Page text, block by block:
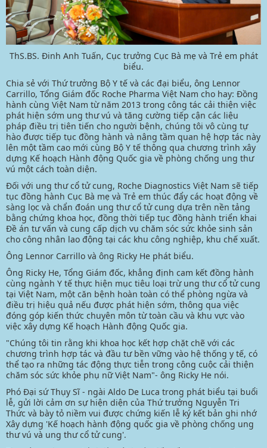
ThS.BS. Đinh Anh Tuấn, Cục trưởng Cục Bà mẹ và Trẻ em phát
biểu.
Chia sẻ với Thứ trưởng Bộ Y tế và các đại biểu, ông Lennor
Carrillo, Tổng Giám đốc Roche Pharma Việt Nam cho hay: Đồng
hành cùng Việt Nam từ năm 2013 trong công tác cải thiện việc
phát hiện sớm ung thư vú và tăng cường tiếp cận các liệu
pháp điều trị tiên tiến cho người bệnh, chúng tôi vô cùng tự
hào được tiếp tục đồng hành và nâng tầm quan hệ hợp tác này
lên một tầm cao mới cùng Bộ Y tế thông qua chương trình xây
dựng Kế hoạch Hành động Quốc gia về phòng chống ung thư
vú một cách toàn diện.
Đối với ung thư cổ tử cung, Roche Diagnostics Việt Nam sẽ tiếp
tục đồng hành Cục Bà mẹ và Trẻ em thúc đẩy các hoạt động về
sàng lọc và chẩn đoán ung thư cổ tử cung dựa trên nền tảng
bằng chứng khoa học, đồng thời tiếp tục đồng hành triển khai
Đề án tư vấn và cung cấp dịch vụ chăm sóc sức khỏe sinh sản
cho công nhân lao động tại các khu công nghiệp, khu chế xuất.
Ông Lennor Carrillo và ông Ricky He phát biểu.
Ông Ricky He, Tổng Giám đốc, khẳng định cam kết đồng hành
cùng ngành Y tế thực hiện mục tiêu loại trừ ung thư cổ tử cung
tại Việt Nam, một căn bệnh hoàn toàn có thể phòng ngừa và
điều trị hiệu quả nếu được phát hiện sớm, thông qua việc
đóng góp kiến thức chuyên môn từ toàn cầu và khu vực vào
việc xây dựng Kế hoạch Hành động Quốc gia.
"Chúng tôi tin rằng khi khoa học kết hợp chặt chẽ với các
chương trình hợp tác và đầu tư bền vững vào hệ thống y tế, có
thể tạo ra những tác động thực tiễn trong công cuộc cải thiện
chăm sóc sức khỏe phụ nữ Việt Nam"- ông Ricky He nói.
Phó Đại sứ Thụy Sĩ - ngài Aldo De Luca trong phát biểu tại buổi
lễ, gửi lời cảm ơn sự hiện diện của Thứ trưởng Nguyễn Tri
Thức và bày tỏ niềm vui được chứng kiến lễ ký kết bản ghi nhớ
Xây dựng 'Kế hoạch hành động quốc gia về phòng chống ung
thư vú và ung thư cổ tử cung'.